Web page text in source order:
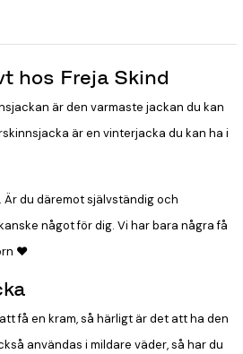
hos Freja Skind
är den varmaste jackan du kan
är en vinterjacka du kan ha i
du däremot självständig och
något för dig. Vi har bara några få
♥
få en kram, så härligt är det att ha den
användas i mildare väder, så har du